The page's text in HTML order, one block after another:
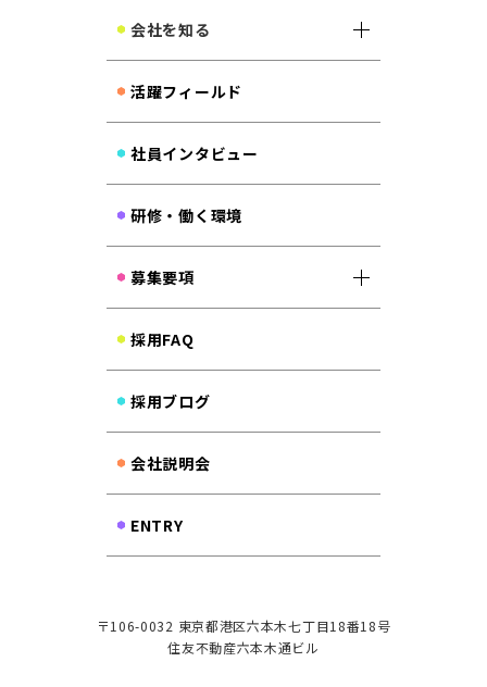
〒106-0032 東京都港区六本木七丁目18番18号
住友不動産六本木通ビル
会社を知る
活躍フィールド
社員インタビュー
研修・働く環境
募集要項
採用FAQ
採用ブログ
会社説明会
ENTRY